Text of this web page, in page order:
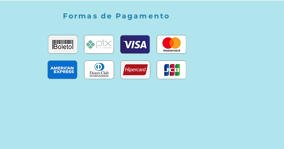
Formas de Pagamento